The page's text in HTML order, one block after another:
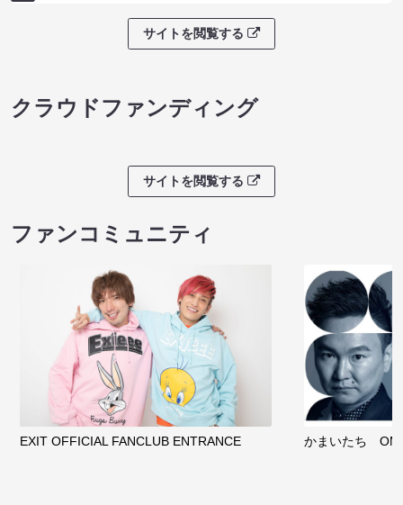
サイトを閲覧する
クラウドファンディング
サイトを閲覧する
ファンコミュニティ
EXIT OFFICIAL FANCLUB ENTRANCE かまいたち